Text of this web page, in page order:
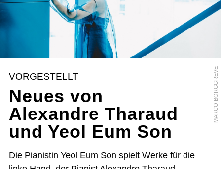
MARCO BORGGREVE
VORGESTELLT
Neues von
Alexandre Tharaud
und Yeol Eum Son
Die Pianistin Yeol Eum Son spielt Werke für die